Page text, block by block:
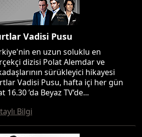
Vadisi Pusu
en uzun soluklu en
dizisi Polat Alemdar ve
sürükleyici hikayesi
Vadisi Pusu, hafta içi her gün
16.30 ’da Beyaz TV’de...
Bilgi